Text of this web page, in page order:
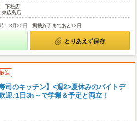
下松店
東広島店
：8月20日 掲載終了まであと13日
とりあえず保存
迎
寿司のキッチン】<週2>夏休みのバイトデ
迎♪1日3h～で学業＆予定と両立！